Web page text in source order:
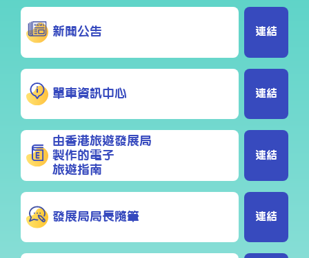
新聞公告 連結
單車資訊中心 連結
由香港旅遊發展局
製作的電子
旅遊指南
連結
發展局局長隨筆 連結